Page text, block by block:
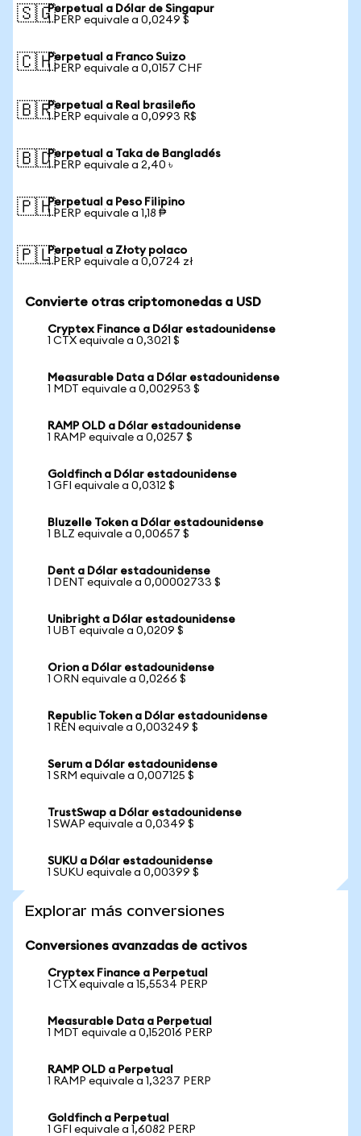
🇸🇬Perpetual a Dólar de Singapur
1 PERP equivale a 0,0249 $
🇨🇭Perpetual a Franco Suizo
1 PERP equivale a 0,0157 CHF
🇧🇷Perpetual a Real brasileño
1 PERP equivale a 0,0993 R$
🇧🇩Perpetual a Taka de Bangladés
1 PERP equivale a 2,40 ৳
🇵🇭Perpetual a Peso Filipino
1 PERP equivale a 1,18 ₱
🇵🇱Perpetual a Złoty polaco
1 PERP equivale a 0,0724 zł
Convierte otras criptomonedas a USD
Cryptex Finance a Dólar estadounidense
1 CTX equivale a 0,3021 $
Measurable Data a Dólar estadounidense
1 MDT equivale a 0,002953 $
RAMP OLD a Dólar estadounidense
1 RAMP equivale a 0,0257 $
Goldfinch a Dólar estadounidense
1 GFI equivale a 0,0312 $
Bluzelle Token a Dólar estadounidense
1 BLZ equivale a 0,00657 $
Dent a Dólar estadounidense
1 DENT equivale a 0,00002733 $
Unibright a Dólar estadounidense
1 UBT equivale a 0,0209 $
Orion a Dólar estadounidense
1 ORN equivale a 0,0266 $
Republic Token a Dólar estadounidense
1 REN equivale a 0,003249 $
Serum a Dólar estadounidense
1 SRM equivale a 0,007125 $
TrustSwap a Dólar estadounidense
1 SWAP equivale a 0,0349 $
SUKU a Dólar estadounidense
1 SUKU equivale a 0,00399 $
Explorar más conversiones
Conversiones avanzadas de activos
Cryptex Finance a Perpetual
1 CTX equivale a 15,5534 PERP
Measurable Data a Perpetual
1 MDT equivale a 0,152016 PERP
RAMP OLD a Perpetual
1 RAMP equivale a 1,3237 PERP
Goldfinch a Perpetual
1 GFI equivale a 1,6082 PERP